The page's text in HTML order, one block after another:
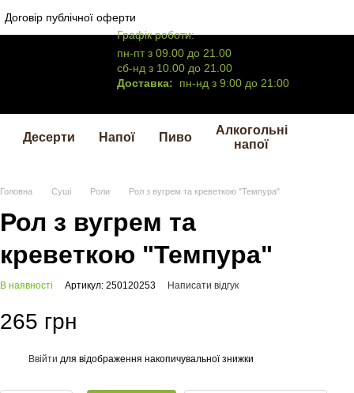
Договір публічної оферти
Графік роботи:
пн-пт з 09.00 до 21.00
сб-нд з 10.00 до 21.00
Доставка: пн-нд з 9:00 до 21:00
Десерти Напої Пиво
Алкогольні
напої
Головна Суші Роли Рол з вугрем та креветкою "Темпура"
Рол з вугрем та
креветкою "Темпура"
В наявності Артикул: 250120253 Написати відгук
265 грн
Ввійти для відображення накопичувальної знижки